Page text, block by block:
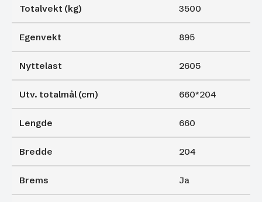
Totalvekt (kg) 3500
Egenvekt 895
Nyttelast 2605
Utv. totalmål (cm) 660*204
Lengde 660
Bredde 204
Brems Ja